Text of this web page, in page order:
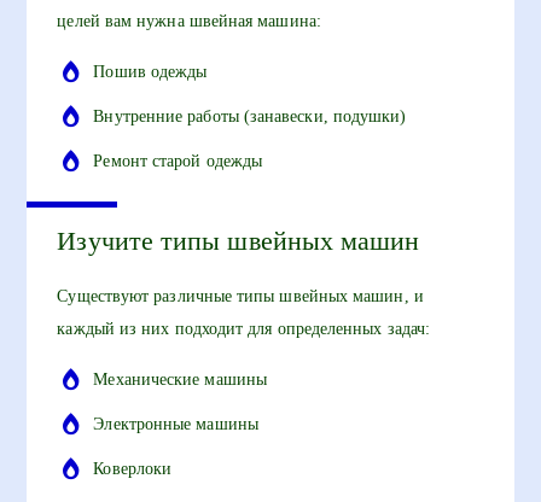
целей вам нужна швейная машина:
Пошив одежды
Внутренние работы (занавески, подушки)
Ремонт старой одежды
Изучите типы швейных машин
Существуют различные типы швейных машин, и
каждый из них подходит для определенных задач:
Механические машины
Электронные машины
Коверлоки